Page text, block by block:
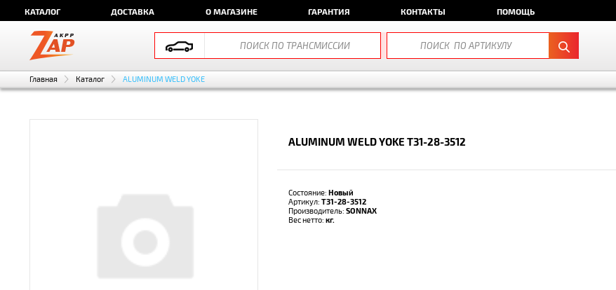
КАТАЛОГ ДОСТАВКА О МАГАЗИНЕ ГАРАНТИЯ КОНТАКТЫ ПОМОЩЬ
Главная Каталог ALUMINUM WELD YOKE
ALUMINUM WELD YOKE T31-28-3512
Состояние: Новый
Артикул: T31-28-3512
Производитель: SONNAX
Вес нетто: кг.